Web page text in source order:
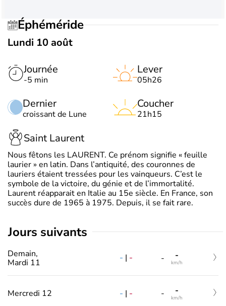
Éphéméride
Lundi 10 août
Journée
-5 min
Dernier
croissant de Lune
Lever
05h26
Coucher
21h15
Saint Laurent
Nous fêtons les LAURENT. Ce prénom signifie « feuille
laurier » en latin. Dans l’antiquité, des couronnes de
lauriers étaient tressées pour les vainqueurs. C’est le
symbole de la victoire, du génie et de l’immortalité.
Laurent réapparait en Italie au 15e siècle. En France, son
succès dure de 1965 à 1975. Depuis, il se fait rare.
jours suivants
Demain,
Mardi 11
- | - - -
km/h
Mercredi 12 - | - - -
km/h